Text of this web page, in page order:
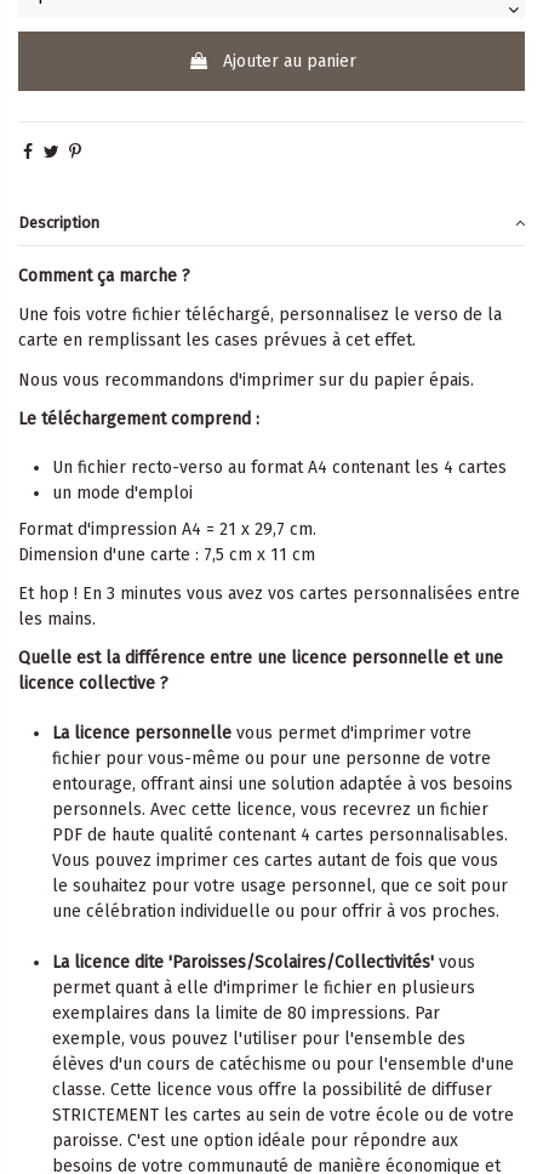
Ajouter au panier
Description
Comment ça marche ?
Une fois votre fichier téléchargé, personnalisez le verso de la
carte en remplissant les cases prévues à cet effet.
Nous vous recommandons d'imprimer sur du papier épais.
Le téléchargement comprend :
Un fichier recto-verso au format A4 contenant les 4 cartes
un mode d'emploi
Format d'impression A4 = 21 x 29,7 cm.
Dimension d'une carte : 7,5 cm x 11 cm
Et hop ! En 3 minutes vous avez vos cartes personnalisées entre
les mains.
Quelle est la différence entre une licence personnelle et une
licence collective ?
La licence personnelle vous permet d'imprimer votre
fichier pour vous-même ou pour une personne de votre
entourage, offrant ainsi une solution adaptée à vos besoins
personnels. Avec cette licence, vous recevrez un fichier
PDF de haute qualité contenant 4 cartes personnalisables.
Vous pouvez imprimer ces cartes autant de fois que vous
le souhaitez pour votre usage personnel, que ce soit pour
une célébration individuelle ou pour offrir à vos proches.
La licence dite 'Paroisses/Scolaires/Collectivités' vous
permet quant à elle d'imprimer le fichier en plusieurs
exemplaires dans la limite de 80 impressions. Par
exemple, vous pouvez l'utiliser pour l'ensemble des
élèves d'un cours de catéchisme ou pour l'ensemble d'une
classe. Cette licence vous offre la possibilité de diffuser
STRICTEMENT les cartes au sein de votre école ou de votre
paroisse. C'est une option idéale pour répondre aux
besoins de votre communauté de manière économique et